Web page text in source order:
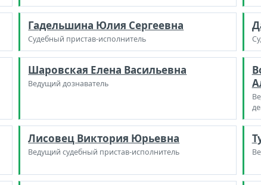
Гадельшина Юлия Сергеевна
Судебный пристав-исполнитель
Шаровская Елена Васильевна
Ведущий дознаватель
Лисовец Виктория Юрьевна
Ведущий судебный пристав-исполнитель